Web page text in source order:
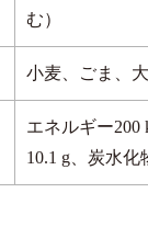
む）
小麦、ごま、
エネルギー200
10.1 g、炭水化